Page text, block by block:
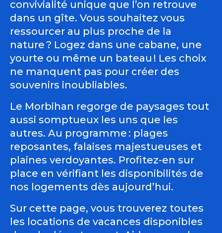
convivialité unique que l’on retrouve
dans un gîte. Vous souhaitez vous
ressourcer au plus proche de la
nature ? Logez dans une cabane, une
yourte ou même un bateau ! Les choix
ne manquent pas pour créer des
souvenirs inoubliables.
Le Morbihan regorge de paysages tout
aussi somptueux les uns que les
autres. Au programme : plages
reposantes, falaises majestueuses et
plaines verdoyantes. Profitez-en sur
place en vérifiant les disponibilités de
nos logements dès aujourd’hui.
Sur cette page, vous trouverez toutes
les locations de vacances disponibles